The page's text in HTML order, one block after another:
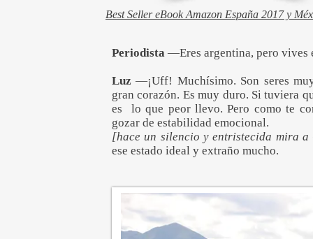
Best Seller eBook Amazon España 2017 y
Periodista —Eres argentina, pero vives
Luz—¡Uff! Muchísimo. Son seres
gran corazón. Es muy duro. Si tuviera
es lo que peor llevo. Pero como te
gozar de estabilidad emocional.
[hace un silencio y entristecida mira a
ese estado ideal y extraño mucho.